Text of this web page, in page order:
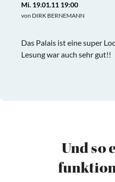
Mi. 19.01.11 19:00
von DIRK BERNEMANN
Das Palais ist eine super
Lesung war auch sehr gut!!
Und so